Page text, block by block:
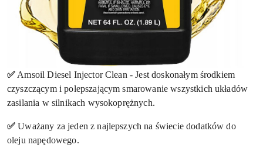
✅ Amsoil Diesel Injector Clean - Jest doskonałym środkiem
czyszczącym i polepszającym smarowanie wszystkich układów
zasilania w silnikach wysokoprężnych.
✅ Uważany za jeden z najlepszych na świecie dodatków do
oleju napędowego.